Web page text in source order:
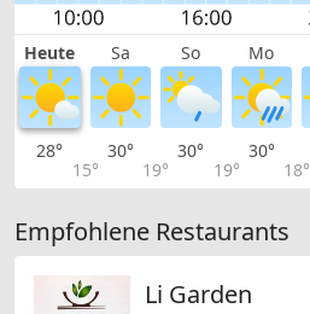
Heute Sa So Mo
28°
15°
30°
19°
30°
19°
30°
18°
Empfohlene Restaurants
Li Garden